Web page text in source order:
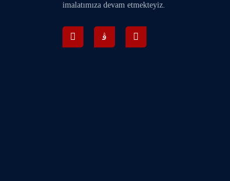
imalatımıza devam etmekteyiz.